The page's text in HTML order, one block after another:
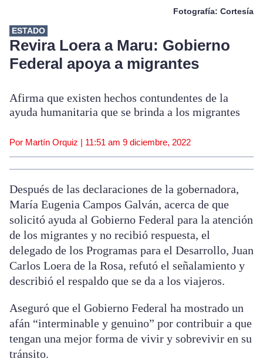
Fotografía: Cortesía
ESTADO
Revira Loera a Maru: Gobierno
Federal apoya a migrantes
Afirma que existen hechos contundentes de la
ayuda humanitaria que se brinda a los migrantes
Por Martín Orquiz | 11:51 am 9 diciembre, 2022
Después de las declaraciones de la gobernadora,
María Eugenia Campos Galván, acerca de que
solicitó ayuda al Gobierno Federal para la atención
de los migrantes y no recibió respuesta, el
delegado de los Programas para el Desarrollo, Juan
Carlos Loera de la Rosa, refutó el señalamiento y
describió el respaldo que se da a los viajeros.
Aseguró que el Gobierno Federal ha mostrado un
afán “interminable y genuino” por contribuir a que
tengan una mejor forma de vivir y sobrevivir en su
tránsito.